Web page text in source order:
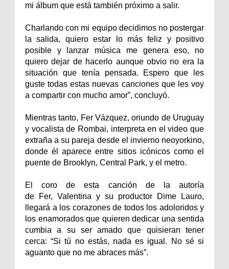
mi álbum que está también próximo a salir.
Charlando con mi equipo decidimos no postergar
la salida, quiero estar lo más feliz y positivo
posible y lanzar música me genera eso, no
quiero dejar de hacerlo aunque obvio no era la
situación que tenía pensada. Espero que les
guste todas estas nuevas canciones que les voy
a compartir con mucho amor”, concluyó.
Mientras tanto, Fer Vázquez, oriundo de Uruguay
y vocalista de Rombai, interpreta en el video que
extraña a su pareja desde el invierno neoyorkino,
donde él aparece entre sitios icónicos como el
puente de Brooklyn, Central Park, y el metro.
El coro de esta canción de la autoría
de Fer, Valentina y su productor Dime Lauro,
llegará a los corazones de todos los adoloridos y
los enamorados que quieren dedicar una sentida
cumbia a su ser amado que quisieran tener
cerca: “Si tú no estás, nada es igual. No sé si
aguanto que no me abraces más”.